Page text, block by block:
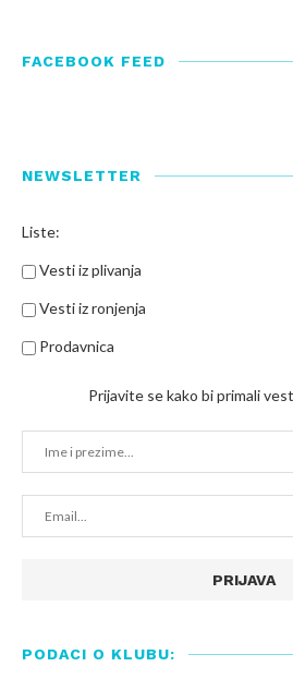
FACEBOOK FEED
NEWSLETTER
Liste:
Vesti iz plivanja
Vesti iz ronjenja
Prodavnica
Prijavite se kako bi primali
PODACI O KLUBU: